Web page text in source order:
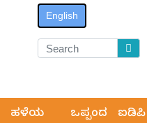
English
ಹಳೆಯ
ಒಪ್ಪಂದ ಐಡಿಪಿ